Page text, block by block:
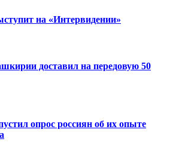
на «Интервидении»
доставил на передовую 50
опрос россиян об их опыте